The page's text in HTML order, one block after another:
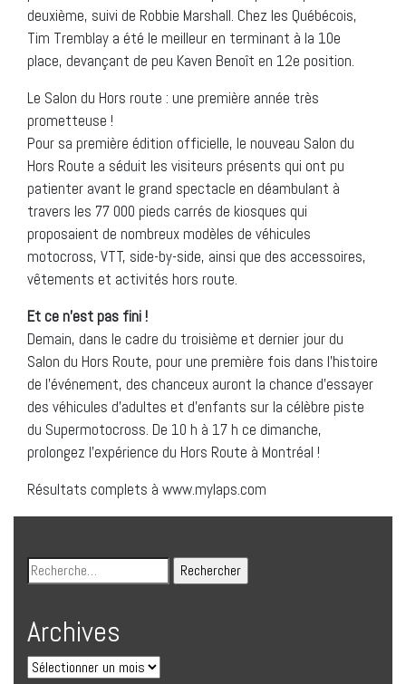
deuxième, suivi de Robbie Marshall. Chez les Québécois,
Tim Tremblay a été le meilleur en terminant à la 10e
place, devançant de peu Kaven Benoît en 12e position.
Le Salon du Hors route : une première année très
prometteuse !
Pour sa première édition officielle, le nouveau Salon du
Hors Route a séduit les visiteurs présents qui ont pu
patienter avant le grand spectacle en déambulant à
travers les 77 000 pieds carrés de kiosques qui
proposaient de nombreux modèles de véhicules
motocross, VTT, side-by-side, ainsi que des accessoires,
vêtements et activités hors route.
Et ce n’est pas fini !
Demain, dans le cadre du troisième et dernier jour du
Salon du Hors Route, pour une première fois dans l’histoire
de l’événement, des chanceux auront la chance d’essayer
des véhicules d’adultes et d’enfants sur la célèbre piste
du Supermotocross. De 10 h à 17 h ce dimanche,
prolongez l’expérience du Hors Route à Montréal !
Résultats complets à www.mylaps.com
Archives